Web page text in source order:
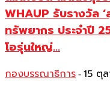
WHAUP รับรางวัล
ทรัพยากร ประจำปี
โอรุ่นใหญ่...
กองบรรณาธิการ - 15 ตุ